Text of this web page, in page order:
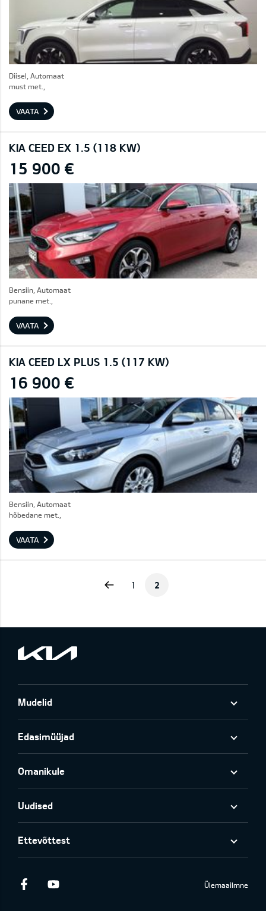
Diisel, Automaat
must met.,
VAATA
KIA CEED EX 1.5 (118 KW)
15 900 €
Bensiin, Automaat
punane met.,
VAATA
KIA CEED LX PLUS 1.5 (117 KW)
16 900 €
Bensiin, Automaat
hõbedane met.,
VAATA
1 2
Mudelid
Edasimüüjad
Omanikule
Uudised
Ettevõttest
Facebook Ülemaailmne